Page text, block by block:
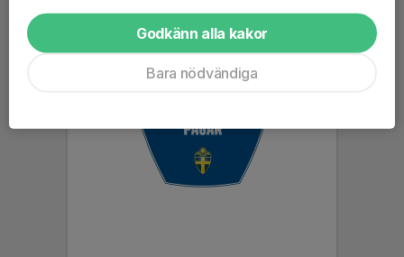
Godkänn alla kakor
Bara nödvändiga